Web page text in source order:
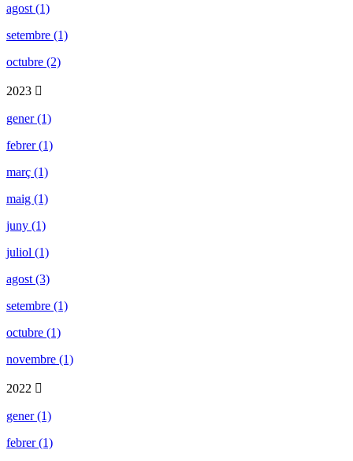
agost (1)
setembre (1)
octubre (2)
2023
gener (1)
febrer (1)
març (1)
maig (1)
juny (1)
juliol (1)
agost (3)
setembre (1)
octubre (1)
novembre (1)
2022
gener (1)
febrer (1)